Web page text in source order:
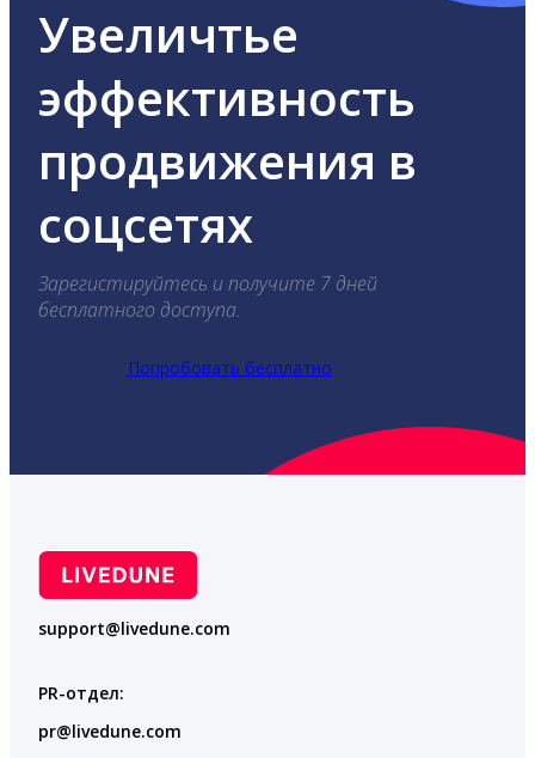
Увеличтье
эффективность
продвижения в
соцсетях
Зарегистируйтесь и получите 7 дней
бесплатного доступа.
Попробовать бесплатно
support@livedune.com
PR-отдел:
pr@livedune.com